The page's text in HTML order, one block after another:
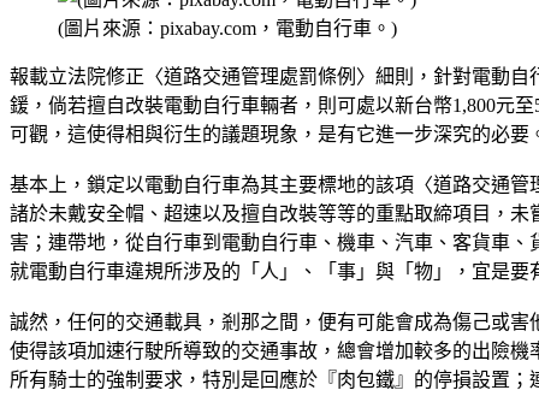
(圖片來源：pixabay.com，電動自行車。)
報載立法院修正〈道路交通管理處罰條例〉細則，針對電動
鍰，倘若擅自改裝電動自行車輛者，則可處以新台幣1,800元
可觀，這使得相與衍生的議題現象，是有它進一步深究的必要
基本上，鎖定以電動自行車為其主要標地的該項〈道路交通
諸於未戴安全帽、超速以及擅自改裝等等的重點取締項目，
害；連帶地，從自行車到電動自行車、機車、汽車、客貨車
就電動自行車違規所涉及的「人」、「事」與「物」，宜是要
誠然，任何的交通載具，剎那之間，便有可能會成為傷己或
使得該項加速行駛所導致的交通事故，總會增加較多的出險
所有騎士的強制要求，特別是回應於『肉包鐵』的停損設置